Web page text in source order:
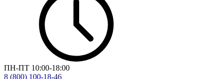
ПН-ПТ 10:00-18:00
8 (800) 100-18-46